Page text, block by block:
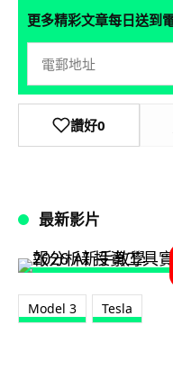
更多精彩文章每日送到
讚好0
最新影片
Model 3 Tesla